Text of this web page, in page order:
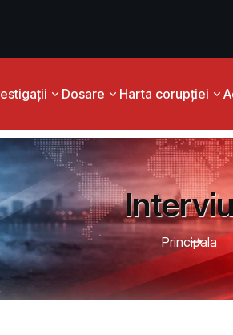
Dosare Harta corupției
Principala